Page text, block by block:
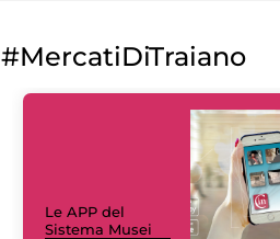
#MercatiDiTraiano
Le APP del
Sistema Musei